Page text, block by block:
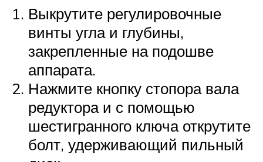
Выкрутите регулировочные
винты угла и глубины,
закрепленные на подошве
аппарата.
Нажмите кнопку стопора вала
редуктора и с помощью
шестигранного ключа открутите
болт, удерживающий пильный